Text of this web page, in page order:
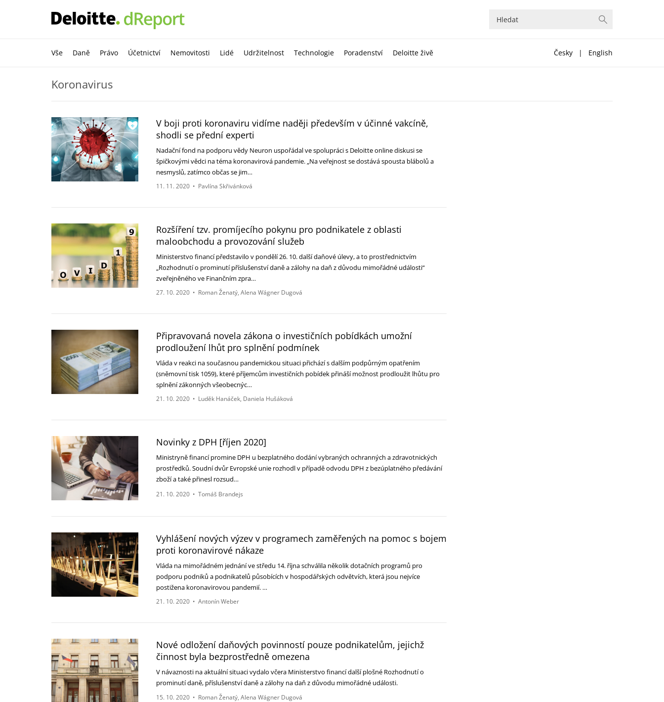
Vše Daně Právo Účetnictví Nemovitosti Lidé Udržitelnost Technologie Poradenství Deloitte živě Česky | English
Koronavirus
V boji proti koronaviru vidíme naději především v účinné vakcíně,
shodli se přední experti
Nadační fond na podporu vědy Neuron uspořádal ve spolupráci s Deloitte online diskusi se
špičkovými vědci na téma koronavirová pandemie. „Na veřejnost se dostává spousta blábolů a
nesmyslů, zatímco občas se jim…
11. 11. 2020 • Pavlína Skřivánková
Rozšíření tzv. promíjecího pokynu pro podnikatele z oblasti
maloobchodu a provozování služeb
Ministerstvo financí představilo v pondělí 26. 10. další daňové úlevy, a to prostřednictvím
„Rozhodnutí o prominutí příslušenství daně a zálohy na daň z důvodu mimořádné události“
zveřejněného ve Finančním zpra…
27. 10. 2020 • Roman Ženatý Alena Wágner Dugová
Připravovaná novela zákona o investičních pobídkách umožní
prodloužení lhůt pro splnění podmínek
Vláda v reakci na současnou pandemickou situaci přichází s dalším podpůrným opatřením
(sněmovní tisk 1059), které příjemcům investičních pobídek přináší možnost prodloužit lhůtu pro
splnění zákonných všeobecnýc…
21. 10. 2020 • Luděk Hanáček Daniela Hušáková
Novinky z DPH [říjen 2020]
Ministryně financí promine DPH u bezplatného dodání vybraných ochranných a zdravotnických
prostředků. Soudní dvůr Evropské unie rozhodl v případě odvodu DPH z bezúplatného předávání
zboží a také přinesl rozsud…
21. 10. 2020 • Tomáš Brandejs
Vyhlášení nových výzev v programech zaměřených na pomoc s bojem
proti koronavirové nákaze
Vláda na mimořádném jednání ve středu 14. října schválila několik dotačních programů pro
podporu podniků a podnikatelů působících v hospodářských odvětvích, která jsou nejvíce
postižena koronavirovou pandemií. …
21. 10. 2020 • Antonín Weber
Nové odložení daňových povinností pouze podnikatelům, jejichž
činnost byla bezprostředně omezena
V návaznosti na aktuální situaci vydalo včera Ministerstvo financí další plošné Rozhodnutí o
prominutí daně, příslušenství daně a zálohy na daň z důvodu mimořádné události.
15. 10. 2020 • Roman Ženatý Alena Wágner Dugová